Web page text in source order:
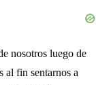
nosotros luego de
al fin sentarnos a